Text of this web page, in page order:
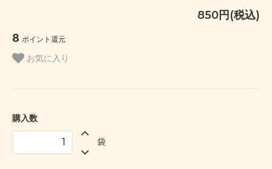
850円(税込)
8 ポイント還元
お気に入り
購入数
袋